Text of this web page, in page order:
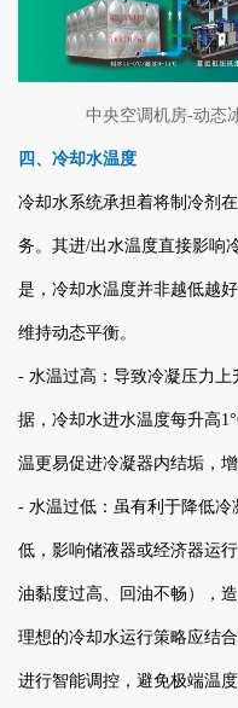
中央空调机房-动态
四、冷却水温度
冷却水系统承担着将制冷剂
务。其进/出水温度直接影响
是，冷却水温度并非越低越
维持动态平衡。
- 水温过高：导致冷凝压力
据，冷却水进水温度每升高
温更易促进冷凝器内结垢，
- 水温过低：虽有利于降低
低，影响储液器或经济器运
油黏度过高、回油不畅），
理想的冷却水运行策略应结
进行智能调控，避免极端温